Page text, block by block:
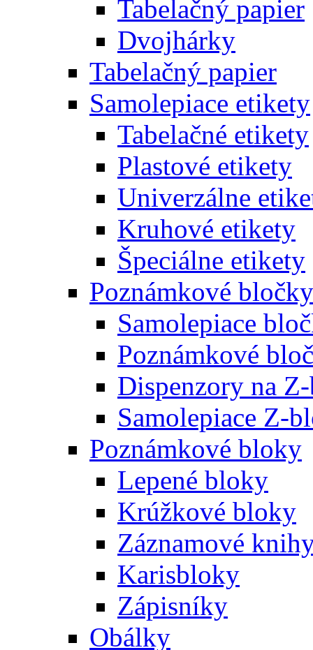
Tabelačný papier
Dvojhárky
Tabelačný papier
Samolepiace etikety
Tabelačné etikety
Plastové etikety
Univerzálne
Kruhové etikety
Špeciálne etikety
Poznámkové bločky
Samolepiace
Poznámkové
Dispenzory na
Samolepiace Z-
Poznámkové bloky
Lepené bloky
Krúžkové bloky
Záznamové
Karisbloky
Zápisníky
Obálky